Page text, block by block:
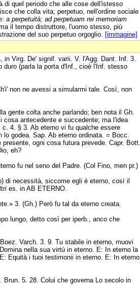
di quel periodo che alle cose dell'istesso
che colla vita; perpetuo, nell'ordine sociale
a perpetuità; ad perpetuam rei memoriam
il tempo distruttore, l'uomo stesso, più
del suo perpetuo orgoglio. [immagine]
in Virg. De' signif. varii. V. l'Agg. Dant. Inf. 3.
duro (parla la porta d'Inf., cioè l'Inf. stesso
non ne avessi a simularmi tale. Così, non
gente colta anche parlando; ben nota il Gh.
cosa antecedente e succedente; ma l'idea
4. § 3. Ab eterno vi fu qualche essere
godea. Sap. Ab eterno ordinata. = Bocc.
ogni cosa futura prevede. Capr. Bott.
eh?
fu nel seno del Padre. (Col Fino, men pr.)
di necessità, siccome egli è eterno, così il
es. in AB ETERNO.
3. (Gh.) Però fu tal da eterno creata.
lungo, detto così per iperb., anco che
Varch. 3. 9. Tu stabile in eterno, muovi
nella sua virtù in eterno. E: In eterno la
Equità i tuoi testimonii in eterno. E: In eterno
5. 28. Colui che governa Lo secolo in